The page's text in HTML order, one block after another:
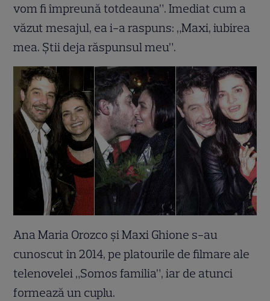
vom fi împreună totdeauna”. Imediat cum a
văzut mesajul, ea i-a raspuns: „Maxi, iubirea
mea. Ştii deja răspunsul meu”.
Ana Maria Orozco şi Maxi Ghione s-au
cunoscut în 2014, pe platourile de filmare ale
telenovelei „Somos familia”, iar de atunci
formează un cuplu.